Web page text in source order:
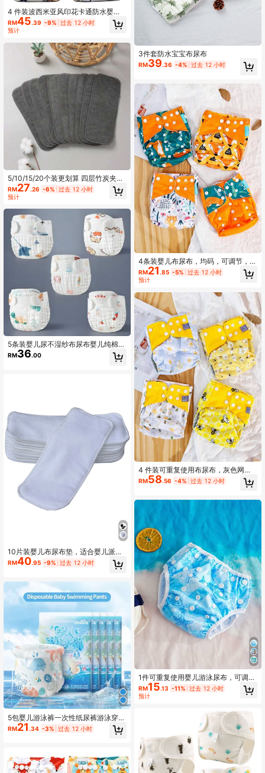
15K 关注人数
4.93 15K 关注人数
4.93 15K 关注人数
4 件装波西米亚风印花卡通防水婴儿
可重复使用布尿布，适合婴儿派对、
家庭装饰和礼物
RM45.39 -9% 过去 12 小时
预计
5/10/15/20个装更划算 四层竹炭夹层
尿垫 灰色白色三层超细竹纤维 去除异
味可洗尿片 天然材质可重复使用 柔软
亲肤易清洁 宝宝瞬吸隔尿片 柔软的尿
布，圣诞节万圣节感恩节复活节新年
礼物
RM27.26 -6% 过去 12 小时
预计
5条装婴儿尿不湿纱布尿布婴儿纯棉布
可水洗宝宝尿戒子新初生儿尿裤尿片
尿介子四季通用
RM36.00
10片装婴儿布尿布垫，适合婴儿派
对、家庭装饰和礼物
RM40.95 -9% 过去 12 小时
5包婴儿游泳裤一次性纸尿裤游泳穿
M、L、XL、XXL、XXXL码任选
RM21 .34 -3% 过去 12 小时
3件套防水宝宝布尿布
RM39.36 -4% 过去 12 小时
4条装婴儿布尿布，均码，可调节，可
水洗，可重复使用，男女宝宝均适用
RM21 .85 -5% 过去 12 小时
预计
4 件装可重复使用布尿布，灰色网眼
内衬，均码，可调节，可水洗，带口
袋尿布套，适合婴儿、新生儿派对、
RM58.56 -4% 过去 12 小时
1件可重复使用婴儿游泳尿布，可调节
尿布游泳装，适用于9个月-3岁幼
儿，游泳课用，女婴男婴通用
RM15.13 -11% 过去 12 小时
预计